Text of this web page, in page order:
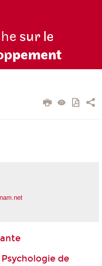
sur le
pement
Psychologie de